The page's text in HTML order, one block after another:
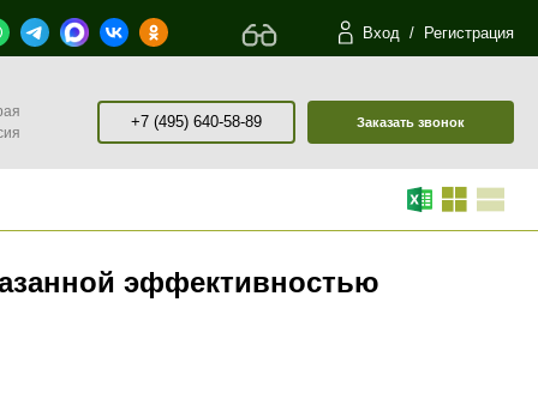
Вход / Регистрация
+7 (495) 640-58-89 Заказать звонок
эффективностью